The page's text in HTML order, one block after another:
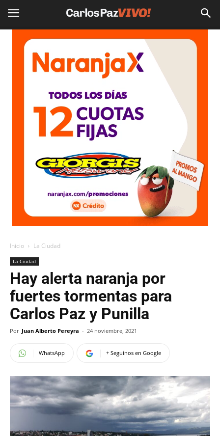
Inicio La Ciudad
La Ciudad
Hay alerta naranja por
fuertes tormentas para
Carlos Paz y Punilla
Por Juan Alberto Pereyra - 24 noviembre, 2021
WhatsApp + Seguinos en Google